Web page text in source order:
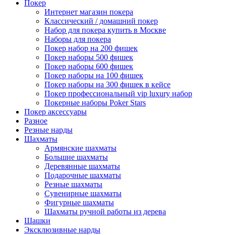
Покер
Интернет магазин покера
Классический / домашний покер
Набор для покера купить в Москве
Наборы для покера
Покер набор на 200 фишек
Покер наборы 500 фишек
Покер наборы 600 фишек
Покер наборы на 100 фишек
Покер наборы на 300 фишек в кейсе
Покер профессиональный vip luxury набор
Покерные наборы Poker Stars
Покер аксессуары
Разное
Резные нарды
Шахматы
Армянские шахматы
Большие шахматы
Деревянные шахматы
Подарочные шахматы
Резные шахматы
Сувенирные шахматы
Фигурные шахматы
Шахматы ручной работы из дерева
Шашки
Эксклюзивные нарды